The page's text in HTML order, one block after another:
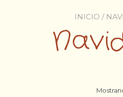
INICIO /